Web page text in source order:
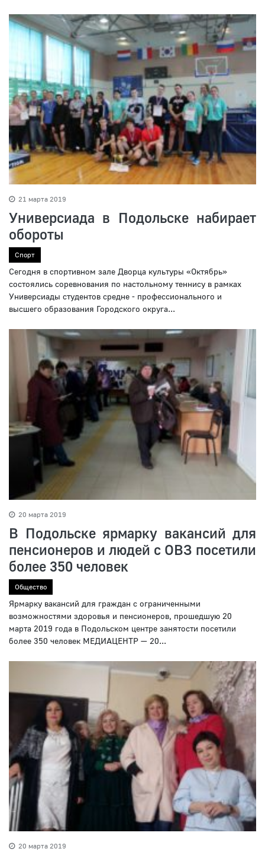
21 марта 2019
Универсиада в Подольске набирает
обороты
Спорт
Сегодня в спортивном зале Дворца культуры «Октябрь»
состоялись соревнования по настольному теннису в рамках
Универсиады студентов средне - профессионального и
высшего образования Городского округа...
20 марта 2019
В Подольске ярмарку вакансий для
пенсионеров и людей с ОВЗ посетили
более 350 человек
Общество
Ярмарку вакансий для граждан с ограниченными
возможностями здоровья и пенсионеров, прошедшую 20
марта 2019 года в Подольском центре занятости посетили
более 350 человек МЕДИАЦЕНТР — 20...
20 марта 2019